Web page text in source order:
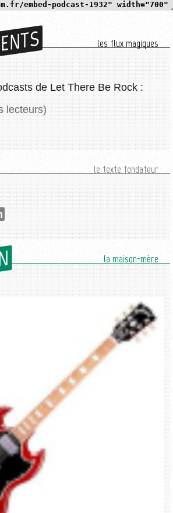
les flux magiques
de Let There Be Rock :
lecteurs)
le texte fondateur
la maison-mère